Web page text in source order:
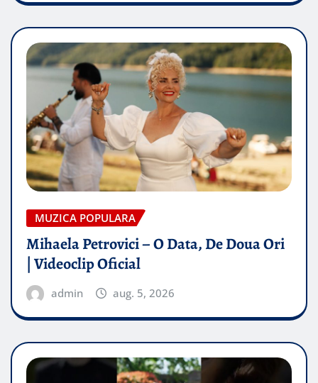
MUZICA POPULARA
Mihaela Petrovici – O Data, De Doua Ori
| Videoclip Oficial
admin aug. 5, 2026